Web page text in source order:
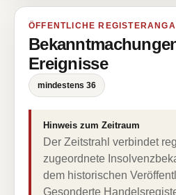
ÖFFENTLICHE
Ereignisse
mindestens 36
Hinweis zum Zeitraum
Der Zeitstrahl verbindet
zugeordnete
dem historischen
Gesonderte